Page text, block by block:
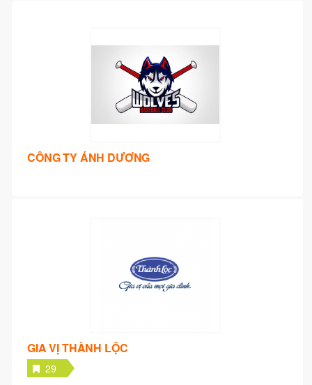
CÔNG TY ÁNH DƯƠNG
GIA VỊ THÀNH LỘC
29